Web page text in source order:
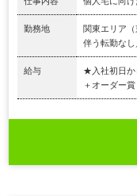
勤務地
関東エリア
伴う転勤なし
給与
★入社初日
＋オーダー賞